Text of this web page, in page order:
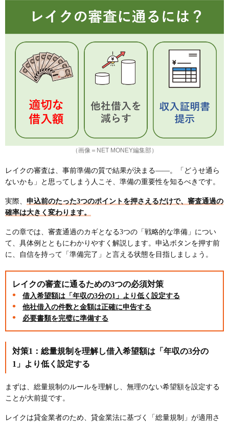
（画像＝NET MONEY編集部）
レイクの審査は、事前準備の質で結果が決まる――。「どうせ通ら
ないかも」と思ってしまう人こそ、準備の重要性を知るべきです。
実際、 申込前のたった3つのポイントを押さえるだけで、審査通過の
確率は大きく変わります。
この章では、審査通過のカギとなる3つの「戦略的な準備」につい
て、具体例とともにわかりやすく解説します。申込ボタンを押す前
に、自信を持って「準備完了」と言える状態を目指しましょう。
レイクの審査に通るための3つの必須対策
借入希望額は「年収の3分の1」より低く設定する
他社借入の件数と金額は正確に申告する
必要書類を完璧に準備する
対策1：総量規制を理解し借入希望額は「年収の3分の
1」より低く設定する
まずは、総量規制のルールを理解し、無理のない希望額を設定する
ことが大前提です。
レイクは貸金業者のため、貸金業法に基づく「総量規制」が適用さ